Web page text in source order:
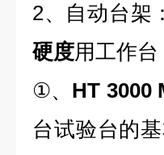
2、自动台架：
硬度用工作台
①、 HT 3000
台试验台的